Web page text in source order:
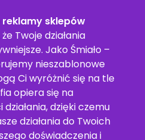
reklamy sklepów
Twoje działania
Jako Śmiało –
nieszablonowe
Ci wyróżnić się na tle
opiera się na
dzięki czemu
działania do Twoich
doświadczenia i